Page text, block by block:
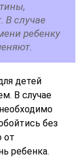
В случае
ребенку
детей
В случае
без
от
ребенка.